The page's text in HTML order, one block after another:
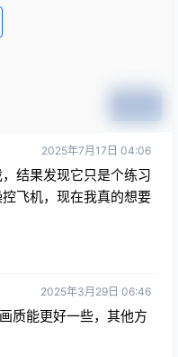
2025年7月17日 04:06
结果发现它只是个练习
飞机，现在我真的想要
2025年3月29日 06:46
质能更好一些，其他方